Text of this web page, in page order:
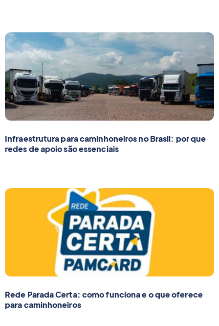
Infraestrutura para caminhoneiros no Brasil: por que
redes de apoio são essenciais
Rede Parada Certa: como funciona e o que oferece
para caminhoneiros